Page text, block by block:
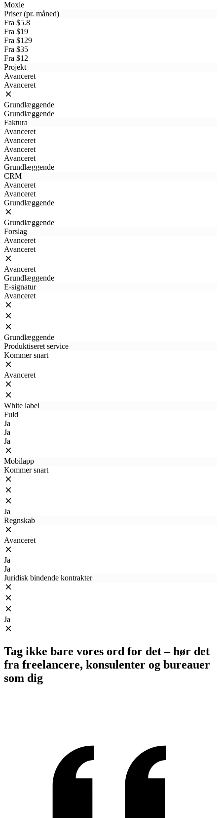
Moxie
Priser (pr. måned)
Fra $5.8
Fra $19
Fra $129
Fra $35
Fra $12
Projekt
Avanceret
Avanceret
Grundlæggende
Grundlæggende
Faktura
Avanceret
Avanceret
Avanceret
Avanceret
Grundlæggende
CRM
Avanceret
Avanceret
Grundlæggende
Grundlæggende
Forslag
Avanceret
Avanceret
Avanceret
Grundlæggende
E-signatur
Avanceret
Grundlæggende
Produktiseret service
Kommer snart
Avanceret
White label
Fuld
Ja
Ja
Ja
Mobilapp
Kommer snart
Ja
Regnskab
Avanceret
Ja
Ja
Juridisk bindende kontrakter
Ja
Tag ikke bare vores ord for det – hør det
fra freelancere, konsulenter og bureauer
som dig